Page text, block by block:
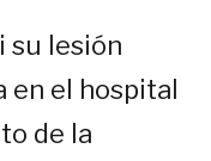
su lesión
en el hospital
de la